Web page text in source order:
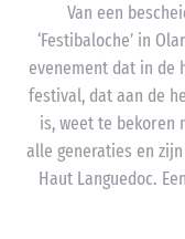
Van een
‘Festibaloche’ in
evenement dat in de
festival, dat aan de
is, weet te bekoren
alle generaties en
Haut Languedoc.